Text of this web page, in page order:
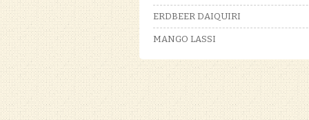
ERDBEER DAIQUIRI
MANGO LASSI